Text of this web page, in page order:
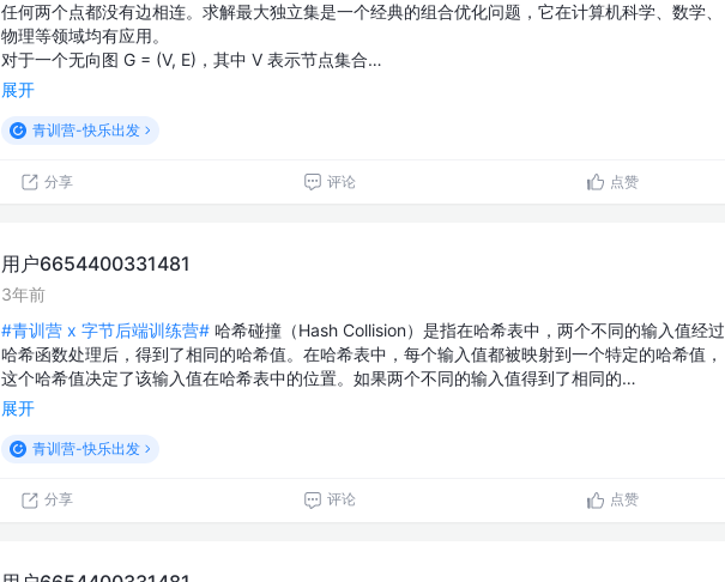
任何两个点都没有边相连。求解最大独立集是一个经典的组合优化问题，它在计算机科学、数学、
物理等领域均有应用。
对于一个无向图 G = (V, E)，其中 V 表示节点集合…
展开
青训营-快乐出发
分享 评论 点赞
用户6654400331481
3年前
#青训营 x 字节后端训练营# 哈希碰撞（Hash Collision）是指在哈希表中，两个不同的输入值经过
哈希函数处理后，得到了相同的哈希值。在哈希表中，每个输入值都被映射到一个特定的哈希值，
这个哈希值决定了该输入值在哈希表中的位置。如果两个不同的输入值得到了相同的…
展开
青训营-快乐出发
分享 评论 点赞